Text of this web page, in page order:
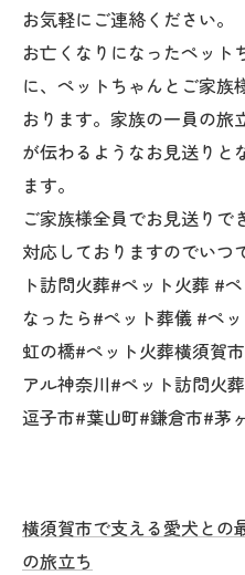
お気軽にご連絡ください。
お亡くなりになったペット
に、ペットちゃんとご家族
おります。家族の一員の旅
が伝わるようなお見送りと
ます。
ご家族様全員でお見送りで
対応しておりますのでいつ
ト訪問火葬#ペット火葬 #
なったら#ペット葬儀 #ペ
虹の橋#ペット火葬横須賀
アル神奈川#ペット訪問火
逗子市#葉山町#鎌倉市#茅
横須賀市で支える愛犬との
の旅立ち